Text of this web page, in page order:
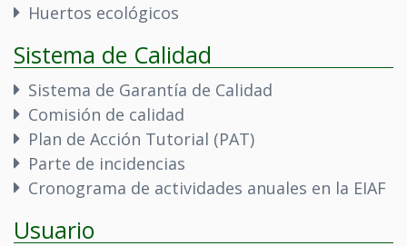
Huertos ecológicos
Sistema de Calidad
Sistema de Garantía de Calidad
Comisión de calidad
Plan de Acción Tutorial (PAT)
Parte de incidencias
Cronograma de actividades anuales en la EIAF
Usuario